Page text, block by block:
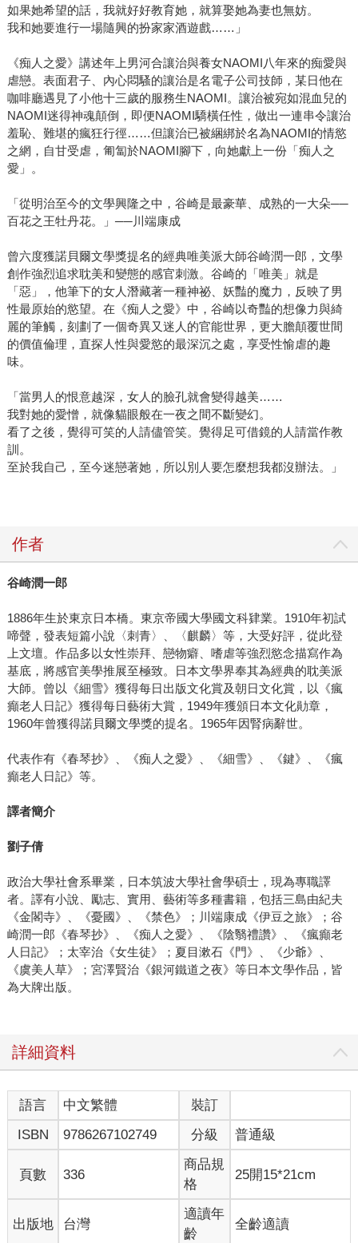
如果她希望的話，我就好好教育她，就算娶她為妻也無妨。
我和她要進行一場隨興的扮家家酒遊戲……」
《痴人之愛》講述年上男河合讓治與養女NAOMI八年來的痴愛與
虐戀。表面君子、內心悶騷的讓治是名電子公司技師，某日他在
咖啡廳遇見了小他十三歲的服務生NAOMI。讓治被宛如混血兒的
NAOMI迷得神魂顛倒，即便NAOMI驕橫任性，做出一連串令讓治
羞恥、難堪的瘋狂行徑……但讓治已被綑綁於名為NAOMI的情慾
之網，自甘受虐，匍匐於NAOMI腳下，向她獻上一份「痴人之
愛」。
「從明治至今的文學興隆之中，谷崎是最豪華、成熟的一大朵──
百花之王牡丹花。」──川端康成
曾六度獲諾貝爾文學獎提名的經典唯美派大師谷崎潤一郎，文學
創作強烈追求耽美和變態的感官刺激。谷崎的「唯美」就是
「惡」，他筆下的女人潛藏著一種神祕、妖豔的魔力，反映了男
性最原始的慾望。在《痴人之愛》中，谷崎以奇豔的想像力與綺
麗的筆觸，刻劃了一個奇異又迷人的官能世界，更大膽顛覆世間
的價值倫理，直探人性與愛慾的最深沉之處，享受性愉虐的趣
味。
「當男人的恨意越深，女人的臉孔就會變得越美……
我對她的愛憎，就像貓眼般在一夜之間不斷變幻。
看了之後，覺得可笑的人請儘管笑。覺得足可借鏡的人請當作教
訓。
至於我自己，至今迷戀著她，所以別人要怎麼想我都沒辦法。」
作者
谷崎潤一郎
1886年生於東京日本橋。東京帝國大學國文科肄業。1910年初試
啼聲，發表短篇小說〈刺青〉、〈麒麟〉等，大受好評，從此登
上文壇。作品多以女性崇拜、戀物癖、嗜虐等強烈慾念描寫作為
基底，將感官美學推展至極致。日本文學界奉其為經典的耽美派
大師。曾以《細雪》獲得每日出版文化賞及朝日文化賞，以《瘋
癲老人日記》獲得每日藝術大賞，1949年獲頒日本文化勛章，
1960年曾獲得諾貝爾文學獎的提名。1965年因腎病辭世。
代表作有《春琴抄》、《痴人之愛》、《細雪》、《鍵》、《瘋
癲老人日記》等。
譯者簡介
劉子倩
政治大學社會系畢業，日本筑波大學社會學碩士，現為專職譯
者。譯有小說、勵志、實用、藝術等多種書籍，包括三島由紀夫
《金閣寺》、《憂國》、《禁色》；川端康成《伊豆之旅》；谷
崎潤一郎《春琴抄》、《痴人之愛》、《陰翳禮讚》、《瘋癲老
人日記》；太宰治《女生徒》；夏目漱石《門》、《少爺》、
《虞美人草》；宮澤賢治《銀河鐵道之夜》等日本文學作品，皆
為大牌出版。
詳細資料
語言 中文繁體
裝訂
ISBN
9786267102749 分級 普通級
頁數 336
商品規
格
25開15*21cm
出版地 台灣
適讀年
齡
全齡適讀